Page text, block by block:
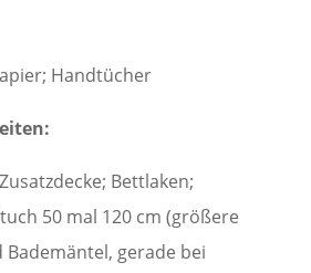
Handtücher
Bettlaken;
50 mal 120 cm (größere
gerade bei